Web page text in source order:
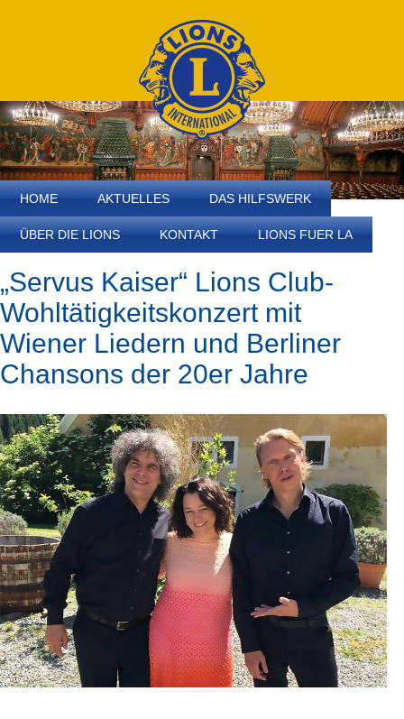
HOME AKTUELLES DAS HILFSWERK
ÜBER DIE LIONS KONTAKT LIONS FUER LA
„Servus Kaiser“ Lions Club-
Wohltätigkeitskonzert mit
Wiener Liedern und Berliner
Chansons der 20er Jahre